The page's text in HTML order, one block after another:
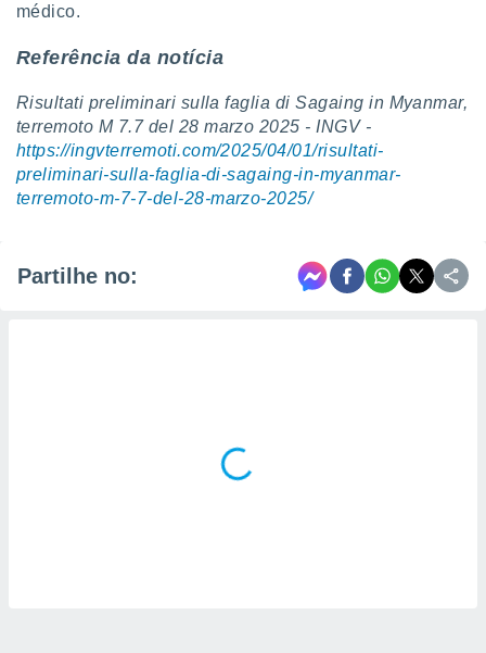
médico.
Referência da notícia
Risultati preliminari sulla faglia di Sagaing in Myanmar,
terremoto M 7.7 del 28 marzo 2025 - INGV -
https://ingvterremoti.com/2025/04/01/risultati-
preliminari-sulla-faglia-di-sagaing-in-myanmar-
terremoto-m-7-7-del-28-marzo-2025/
Partilhe no: